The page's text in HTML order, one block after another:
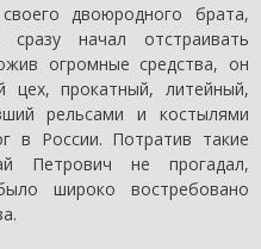
двоюродного брата,
начал отстраивать
огромные средства, он
цех, прокатный, литейный,
рельсами и костылями
в России. Потратив такие
Петрович не прогадал,
широко востребовано